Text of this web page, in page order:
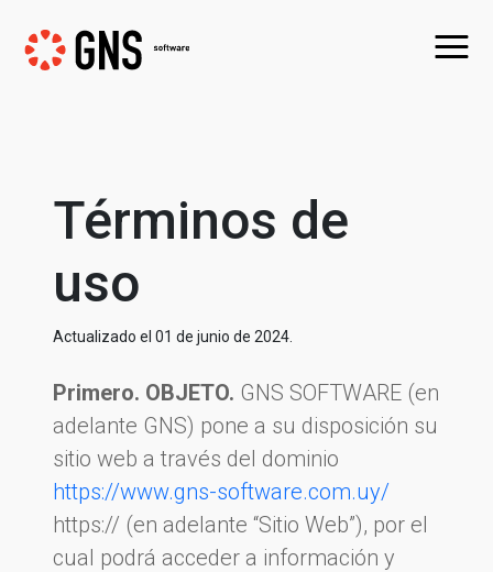
Términos de
uso
Actualizado el 01 de junio de 2024.
Primero. OBJETO. GNS SOFTWARE (en
adelante GNS) pone a su disposición su
sitio web a través del dominio
https://www.gns-software.com.uy/
https:// (en adelante “Sitio Web”), por el
cual podrá acceder a información y